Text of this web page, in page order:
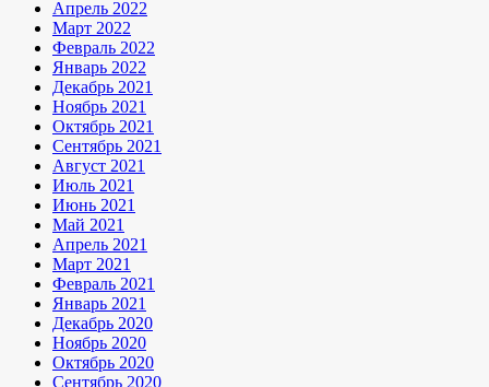
Апрель 2022
Март 2022
Февраль 2022
Январь 2022
Декабрь 2021
Ноябрь 2021
Октябрь 2021
Сентябрь 2021
Август 2021
Июль 2021
Июнь 2021
Май 2021
Апрель 2021
Март 2021
Февраль 2021
Январь 2021
Декабрь 2020
Ноябрь 2020
Октябрь 2020
Сентябрь 2020